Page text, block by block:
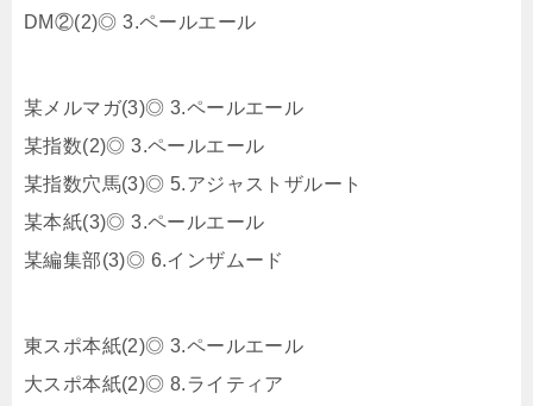
DM②(2)◎ 3.ペールエール
某メルマガ(3)◎ 3.ペールエール
某指数(2)◎ 3.ペールエール
某指数穴馬(3)◎ 5.アジャストザルート
某本紙(3)◎ 3.ペールエール
某編集部(3)◎ 6.インザムード
東スポ本紙(2)◎ 3.ペールエール
大スポ本紙(2)◎ 8.ライティア